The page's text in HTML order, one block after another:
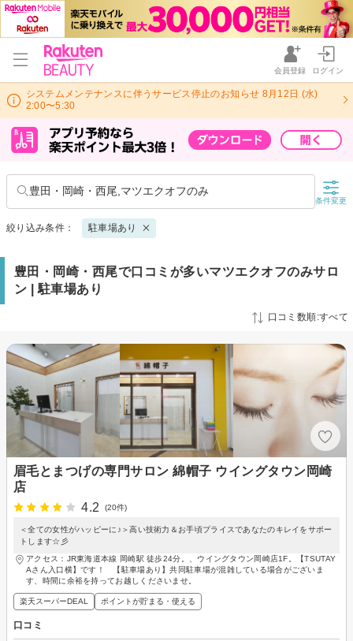
会員登録 ログイン
システムメンテナンスに伴うサービス停止のお知らせ 8月12日 (水)
2:00〜5:30
豊田・岡崎・西尾,マツエクオフのみ
条件変更
絞り込み条件： 駐車場あり
豊田・岡崎・西尾で口コミが多いマツエクオフのみサロ
ン | 駐車場あり
口コミ数順:すべて
眉毛とまつげの専門サロン 綿帽子 ウイングタウン岡崎
店
4.2
(20件)
＜全ての女性がハッピーに♪＞高い技術力＆お手頃プライスであなたのキレイをサポー
トします☆彡
アクセス：JR東海道本線 岡崎駅 徒歩24分。、ウイングタウン岡崎店1F。【TSUTAY
Aさん入口横】です！ 【駐車場あり】共同駐車場が混雑している場合がございま
す、時間に余裕を持ってお越しくださいませ。
楽天スーパーDEAL ポイントが貯まる・使える
口コミ